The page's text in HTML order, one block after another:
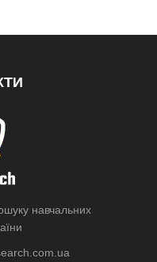
навчальних